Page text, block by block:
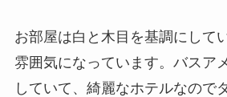
お部屋は白と木目を基調にして
雰囲気になっています。バスア
していて、綺麗なホテルなので